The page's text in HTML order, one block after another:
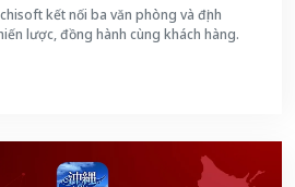
kết nối ba văn phòng và định
lược, đồng hành cùng khách hàng.